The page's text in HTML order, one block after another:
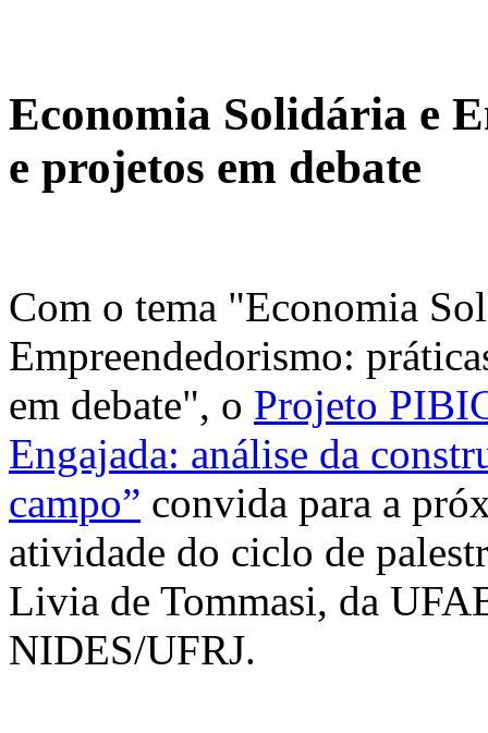
Economia Solidária e
e projetos em debate
Com o tema "Economia
Empreendedorismo:
em debate", o Projeto
Engajada: análise da
campo” convida para a
atividade do ciclo de
Livia de Tommasi, da
NIDES/UFRJ.